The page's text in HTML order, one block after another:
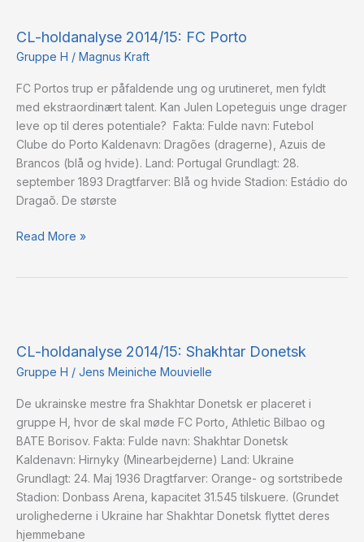
CL-holdanalyse 2014/15: FC Porto
Gruppe H / Magnus Kraft
FC Portos trup er påfaldende ung og urutineret, men fyldt
med ekstraordinært talent. Kan Julen Lopeteguis unge drager
leve op til deres potentiale? Fakta: Fulde navn: Futebol
Clube do Porto Kaldenavn: Dragões (dragerne), Azuis de
Brancos (blå og hvide). Land: Portugal Grundlagt: 28.
september 1893 Dragtfarver: Blå og hvide Stadion: Estádio do
Dragaõ. De største
2014/15:
FC
Read More »
CL-holdanalyse 2014/15: Shakhtar Donetsk
Gruppe H / Jens Meiniche Mouvielle
De ukrainske mestre fra Shakhtar Donetsk er placeret i
gruppe H, hvor de skal møde FC Porto, Athletic Bilbao og
BATE Borisov. Fakta: Fulde navn: Shakhtar Donetsk
Kaldenavn: Hirnyky (Minearbejderne) Land: Ukraine
Grundlagt: 24. Maj 1936 Dragtfarver: Orange- og sortstribede
Stadion: Donbass Arena, kapacitet 31.545 tilskuere. (Grundet
urolighederne i Ukraine har Shakhtar Donetsk flyttet deres
hjemmebane
2014/15:
Shakhtar